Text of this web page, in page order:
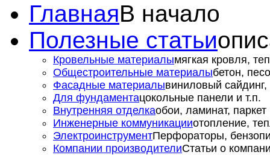
ГлавнаяВ начало
Полезные статьи
Кровельные материалымягкая кровля,
Общестроительные материалыбетон,
Фасадные материалывиниловый сайдинг,
Для фундаментацокольные панели и т.п.
Внутренняя отделкаобои, ламинат, паркет
Инженерные коммуникацииотопление,
ЭлектроинструментПерфораторы,
Компании производителиСтатьи о